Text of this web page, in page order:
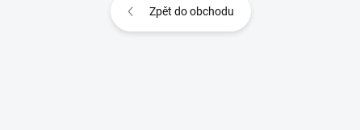
Zpět do obchodu